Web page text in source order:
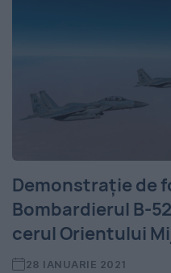
Demonstrație de
Bombardierul B-
cerul Orientului
28 IANUARIE 2021